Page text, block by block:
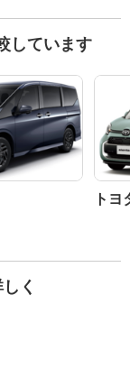
しています
ト
く